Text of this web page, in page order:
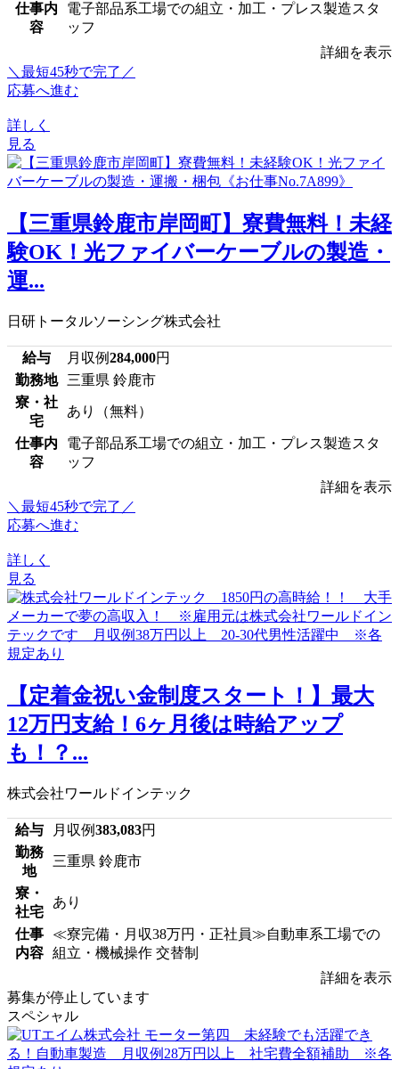
仕事内
容
電子部品系工場での組立・加工・プレス製造スタ
ッフ
詳細を表示
＼最短45秒で完了／
応募へ進む
詳しく
見る
【三重県鈴鹿市岸岡町】寮費無料！未経
験OK！光ファイバーケーブルの製造・
運...
日研トータルソーシング株式会社
給与 月収例284,000円
勤務地
三重県 鈴鹿市
寮・社
宅
あり（無料）
仕事内
容
電子部品系工場での組立・加工・プレス製造スタ
ッフ
詳細を表示
＼最短45秒で完了／
応募へ進む
詳しく
見る
【定着金祝い金制度スタート！】最大
12万円支給！6ヶ月後は時給アップ
も！？...
株式会社ワールドインテック
給与 月収例383,083円
勤務
地
三重県 鈴鹿市
寮・
社宅
あり
仕事
内容
≪寮完備・月収38万円・正社員≫自動車系工場での
組立・機械操作 交替制
詳細を表示
募集が停止しています
スペシャル